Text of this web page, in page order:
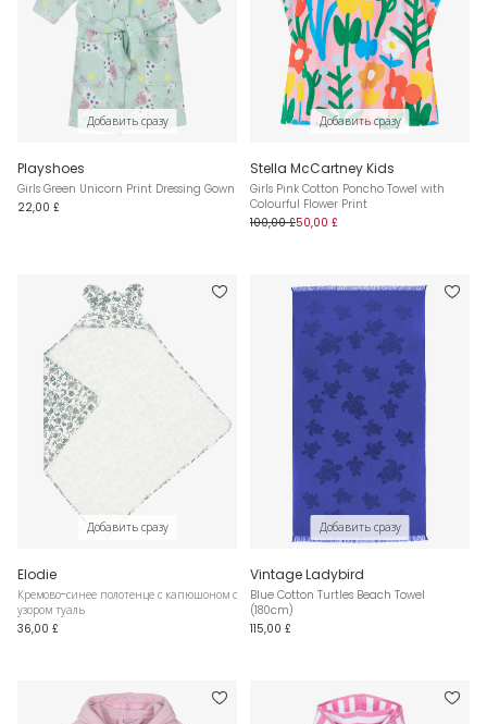
Добавить сразу
Playshoes
Girls Green Unicorn Print Dressing Gown
22,00 £
Добавить сразу
Stella McCartney Kids
Girls Pink Cotton Poncho Towel with
Colourful Flower Print
100,00 £50,00 £
Добавить сразу
Elodie
Кремово-синее полотенце с капюшоном с
узором туаль
36,00 £
Добавить сразу
Vintage Ladybird
Blue Cotton Turtles Beach Towel
(180cm)
115,00 £